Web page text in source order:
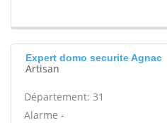
Expert domo securite Agnac
Artisan
Département: 31
Alarme -